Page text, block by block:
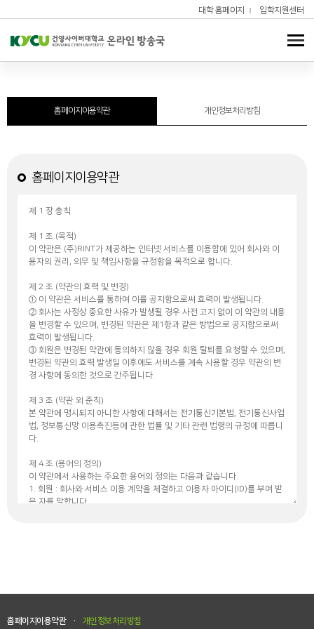
대학 홈페이지 입학지원센터
홈페이지이용약관 개인정보처리방침
홈페이지이용약관
홈페이지이용약관 · 개인정보처리방침